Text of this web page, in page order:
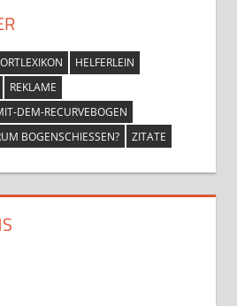
HELFERLEIN
REKLAME
DEM-RECURVEBOGEN
BOGENSCHIESSEN? ZITATE